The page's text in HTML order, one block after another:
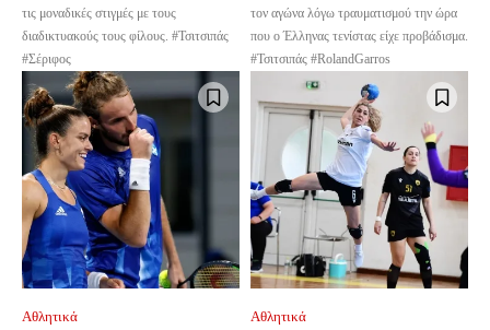
τις μοναδικές στιγμές με τους
διαδικτυακούς τους φίλους. #Τσιτσιπάς
#Σέριφος
τον αγώνα λόγω τραυματισμού την ώρα
που ο Έλληνας τενίστας είχε προβάδισμα.
#Τσιτσιπάς #RolandGarros
Αθλητικά Αθλητικά